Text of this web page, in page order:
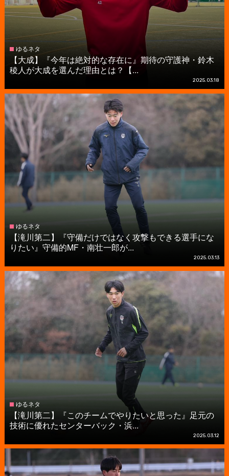
ゆるネタ
【大成】『今年は絶対的な存在に』期待の守護神・鈴木
稜人が大成を選んだ理由とは？【...
2025.03.18
ゆるネタ
【滝川第二】『守備だけではなく攻撃もできる選手にな
りたい』守備的MF・南壮一郎が...
2025.03.13
ゆるネタ
【滝川第二】『このチームでやりたいと思った』足元の
技術に優れたセンターバック・浜...
2025.03.12